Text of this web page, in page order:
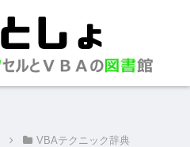
VBAテクニック辞典